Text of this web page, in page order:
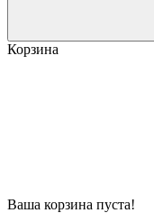
Корзина
Ваша корзина пуста!